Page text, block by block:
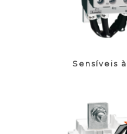
Sensíveis